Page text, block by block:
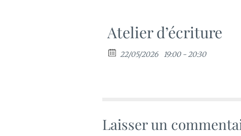
Atelier d’écriture
22/05/2026 19:00 - 20:30
Laisser un